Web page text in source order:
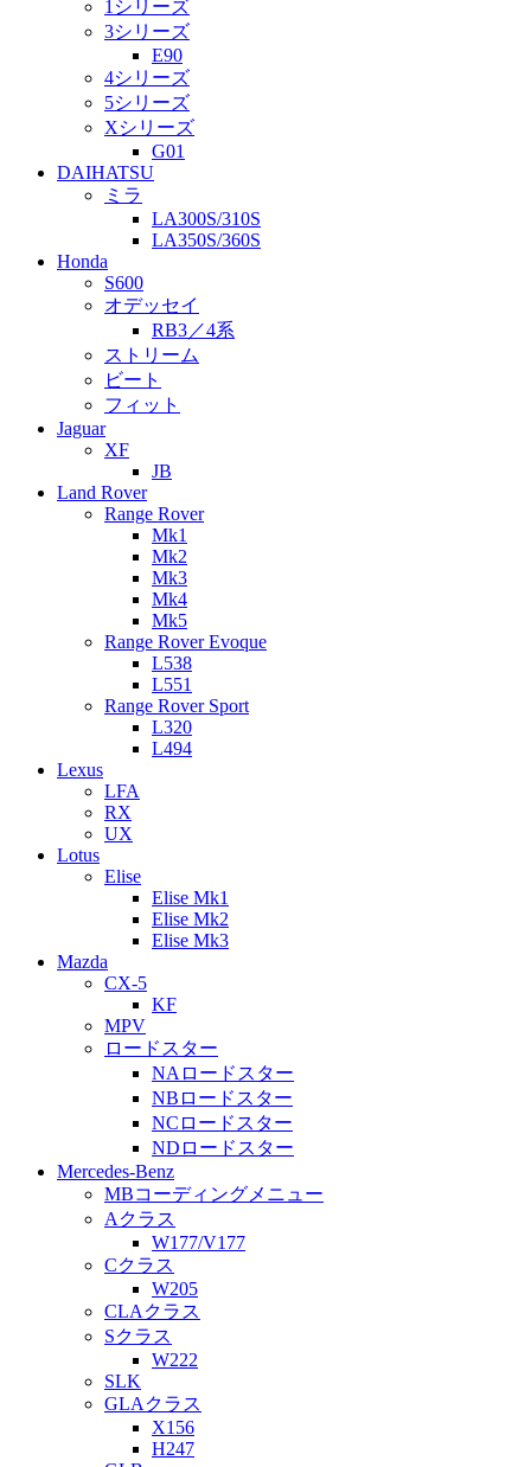
1シリーズ
3シリーズ
E90
4シリーズ
5シリーズ
Xシリーズ
G01
DAIHATSU
ミラ
LA300S/310S
LA350S/360S
Honda
S600
オデッセイ
RB3／4系
ストリーム
ビート
フィット
Jaguar
XF
JB
Land Rover
Range Rover
Mk1
Mk2
Mk3
Mk4
Mk5
Range Rover Evoque
L538
L551
Range Rover Sport
L320
L494
Lexus
LFA
RX
UX
Lotus
Elise
Elise Mk1
Elise Mk2
Elise Mk3
Mazda
CX-5
KF
MPV
ロードスター
NAロードスター
NBロードスター
NCロードスター
NDロードスター
Mercedes-Benz
MBコーディングメニュー
Aクラス
W177/V177
Cクラス
W205
CLAクラス
Sクラス
W222
SLK
GLAクラス
X156
H247